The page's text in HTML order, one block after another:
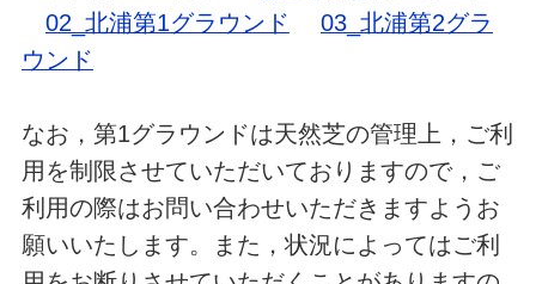
02_北浦第1グラウンド
03_北浦第2グラ
ウンド
なお，第1グラウンドは天然芝の管理上，ご利
用を制限させていただいておりますので，ご
利用の際はお問い合わせいただきますようお
願いいたします。また，状況によってはご利